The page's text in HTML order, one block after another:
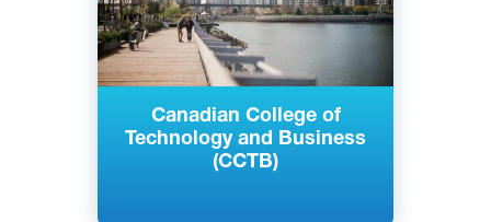
Canadian College of
Technology and Business
(CCTB)